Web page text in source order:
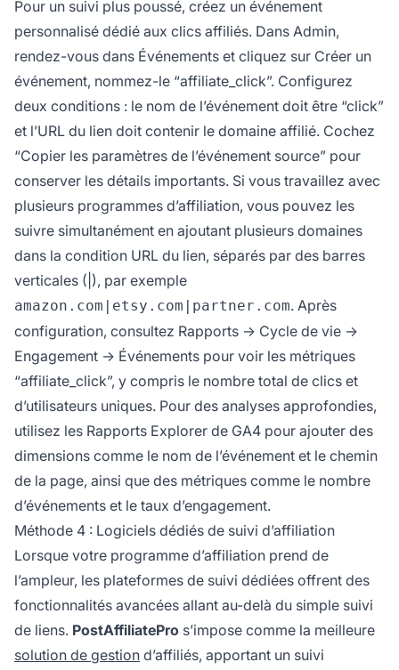
Pour un suivi plus poussé, créez un événement
personnalisé dédié aux clics affiliés. Dans Admin,
rendez-vous dans Événements et cliquez sur Créer un
événement, nommez-le “affiliate_click”. Configurez
deux conditions : le nom de l’événement doit être “click”
et l’URL du lien doit contenir le domaine affilié. Cochez
“Copier les paramètres de l’événement source” pour
conserver les détails importants. Si vous travaillez avec
plusieurs programmes d’affiliation, vous pouvez les
suivre simultanément en ajoutant plusieurs domaines
dans la condition URL du lien, séparés par des barres
verticales (|), par exemple
amazon.com|etsy.com|partner.com. Après
configuration, consultez Rapports → Cycle de vie →
Engagement → Événements pour voir les métriques
“affiliate_click”, y compris le nombre total de clics et
d’utilisateurs uniques. Pour des analyses approfondies,
utilisez les Rapports Explorer de GA4 pour ajouter des
dimensions comme le nom de l’événement et le chemin
de la page, ainsi que des métriques comme le nombre
d’événements et le taux d’engagement.
Méthode 4 : Logiciels dédiés de suivi d’affiliation
Lorsque votre programme d’affiliation prend de
l’ampleur, les plateformes de suivi dédiées offrent des
fonctionnalités avancées allant au-delà du simple suivi
de liens. PostAffiliatePro s’impose comme la meilleure
solution de gestion d’affiliés, apportant un suivi